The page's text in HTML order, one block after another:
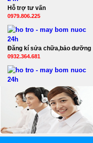
Hỗ trợ tư vấn
0979.806.225
Đăng kí sửa chữa,bảo dưỡng
0932.364.681